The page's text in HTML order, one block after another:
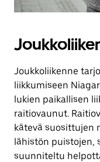
Joukkoliikenne
liikkumiseen
lukien paikallisen
raitiovaunut.
kätevä suosittujen
lähistön puistojen,
suunniteltu